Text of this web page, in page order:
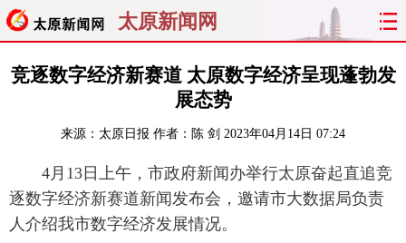
太原新闻网
首页 聚焦 太原 山西
旅游 理财 政务 教育
竞逐数字经济新赛道 太原数字经济呈现蓬勃发
展态势
来源： 太原日报 作者：陈 剑 2023年04月14日 07:24
4月13日上午，市政府新闻办举行太原奋起直追竞
逐数字经济新赛道新闻发布会，邀请市大数据局负责
人介绍我市数字经济发展情况。